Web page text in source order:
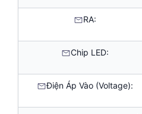
RA:
Chip LED:
Điện Áp Vào (Voltage):